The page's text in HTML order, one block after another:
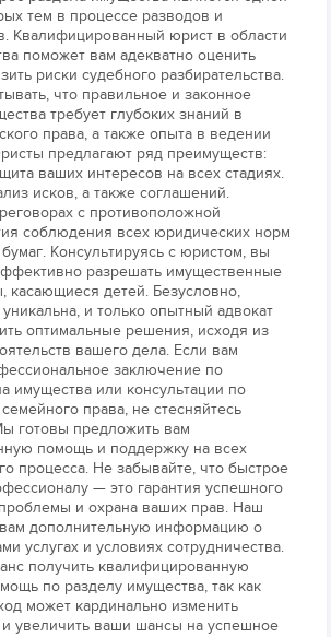
тем в процессе разводов и
Квалифицированный юрист в области
поможет вам адекватно оценить
риски судебного разбирательства.
что правильное и законное
требует глубоких знаний в
права, а также опыта в ведении
предлагают ряд преимуществ:
ваших интересов на всех стадиях.
исков, а также соглашений.
с противоположной
соблюдения всех юридических норм
Консультируясь с юристом, вы
разрешать имущественные
касающиеся детей. Безусловно,
и только опытный адвокат
оптимальные решения, исходя из
вашего дела. Если вам
заключение по
имущества или консультации по
права, не стесняйтесь
готовы предложить вам
помощь и поддержку на всех
процесса. Не забывайте, что быстрое
— это гарантия успешного
и охрана ваших прав. Наш
вам дополнительную информацию о
услугах и условиях сотрудничества.
получить квалифицированную
по разделу имущества, так как
может кардинально изменить
и увеличить ваши шансы на успешное